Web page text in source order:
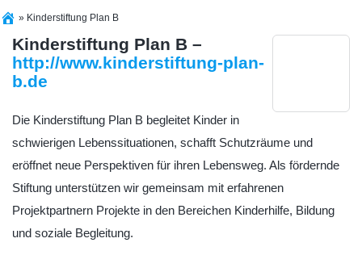
» Kinderstiftung Plan B
Kinderstiftung Plan B –
http://www.kinderstiftung-plan-
b.de
Die Kinderstiftung Plan B begleitet Kinder in
schwierigen Lebenssituationen, schafft Schutzräume und
eröffnet neue Perspektiven für ihren Lebensweg. Als fördernde
Stiftung unterstützen wir gemeinsam mit erfahrenen
Projektpartnern Projekte in den Bereichen Kinderhilfe, Bildung
und soziale Begleitung.